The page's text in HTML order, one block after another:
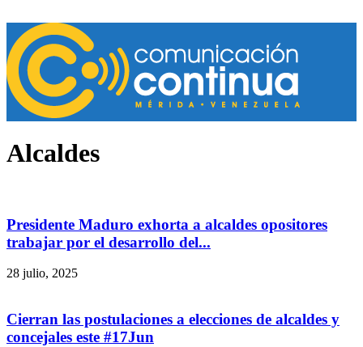
Alcaldes
Presidente Maduro exhorta a alcaldes opositores
trabajar por el desarrollo del...
28 julio, 2025
Cierran las postulaciones a elecciones de alcaldes y
concejales este #17Jun